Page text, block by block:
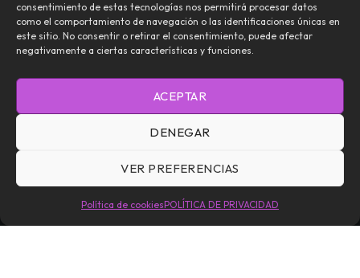
consentimiento de estas tecnologías nos permitirá procesar datos
como el comportamiento de navegación o las identificaciones únicas en
este sitio. No consentir o retirar el consentimiento, puede afectar
negativamente a ciertas características y funciones.
ACEPTAR
DENEGAR
VER PREFERENCIAS
Política de cookiesPOLÍTICA DE PRIVACIDAD
NOSOTROS CONTACTO EDITORIAL
POLÍTICA DE COOKIES (UE)
Daemoniaca — Todos los Derechos Reservados © 2026